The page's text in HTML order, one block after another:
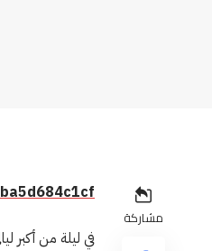
مشاركة
في ليلة من أكبر